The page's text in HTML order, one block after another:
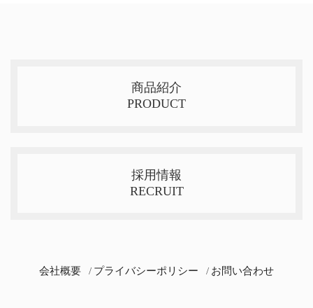
商品紹介
PRODUCT
採用情報
RECRUIT
会社概要 プライバシーポリシー お問い合わせ